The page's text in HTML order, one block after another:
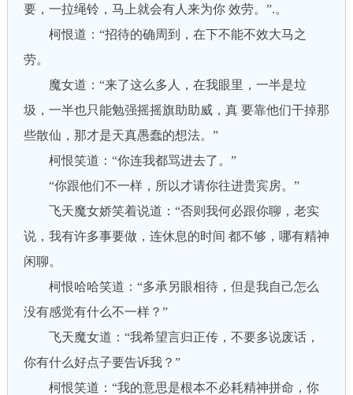
要，一拉绳铃，马上就会有人来为你 效劳。”.。
柯恨道：“招待的确周到，在下不能不效大马之
劳。
魔女道：“来了这么多人，在我眼里，一半是垃
圾，一半也只能勉强摇摇旗助助威，真 要靠他们干掉那
些散仙，那才是天真愚蠢的想法。”
柯恨笑道：“你连我都骂进去了。”
“你跟他们不一样，所以才请你往进贵宾房。”
飞天魔女娇笑着说道：“否则我何必跟你聊，老实
说，我有许多事要做，连休息的时间 都不够，哪有精神
闲聊。
柯恨哈哈笑道：“多承另眼相待，但是我自己怎么
没有感觉有什么不一样？”
飞天魔女道：“我希望言归正传，不要多说废话，
你有什么好点子要告诉我？”
柯恨笑道：“我的意思是根本不必耗精神拼命，你